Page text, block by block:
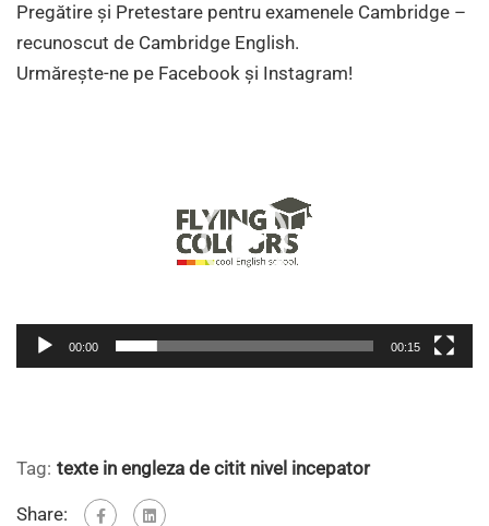
Pregătire și Pretestare pentru examenele Cambridge –
recunoscut de Cambridge English.
Urmărește-ne pe Facebook și Instagram!
00:00 00:15
Tag: texte in engleza de citit nivel incepator
Share: